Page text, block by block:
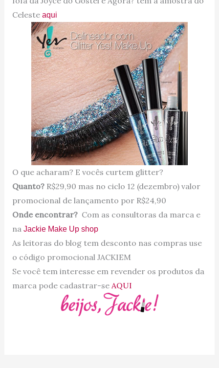
Celeste aqui
O que acharam? E vocês curtem glitter?
Quanto? R$29,90 mas no ciclo 12 (dezembro) valor
promocional de lançamento por R$24,90
Onde encontrar? Com as consultoras da marca e
na Jackie Make Up shop
As leitoras do blog tem desconto nas compras use
o código promocional JACKIEM
Se você tem interesse em revender os produtos da
marca pode cadastrar-se AQUI